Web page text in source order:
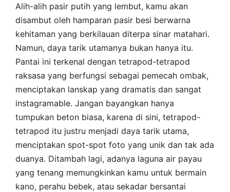
Alih-alih pasir putih yang lembut, kamu akan
disambut oleh hamparan pasir besi berwarna
kehitaman yang berkilauan diterpa sinar matahari.
Namun, daya tarik utamanya bukan hanya itu.
Pantai ini terkenal dengan tetrapod-tetrapod
raksasa yang berfungsi sebagai pemecah ombak,
menciptakan lanskap yang dramatis dan sangat
instagramable. Jangan bayangkan hanya
tumpukan beton biasa, karena di sini, tetrapod-
tetrapod itu justru menjadi daya tarik utama,
menciptakan spot-spot foto yang unik dan tak ada
duanya. Ditambah lagi, adanya laguna air payau
yang tenang memungkinkan kamu untuk bermain
kano, perahu bebek, atau sekadar bersantai